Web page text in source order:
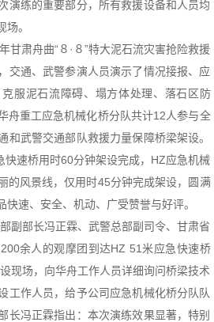
演练的重要部分，所有救援设备和人员均
。
甘肃舟曲“８·８”特大泥石流灾害抢险救援
交通、武警参演人员演示了情况接报、应
服泥石流障碍、塌方体处理、落石区防
舟重工应急机械化桥分队共计12人参与全
和武警交通部队救援力量保障桥梁架设。
速桥用时60分钟架设完成，HZ应急机械
的风景线，仅用时45分钟完成架设，圆满
速、安全、机动、广受赞誉与好评。
副部长冯正霖、武警总部副司令、甘肃省
余人的观摩团到达HZ 51米应急快速桥
现场，向华舟工作人员详细询问桥梁技术
工作人员，给予公司应急机械化桥分队队
长冯正霖指出：本次演练效果显著，特别